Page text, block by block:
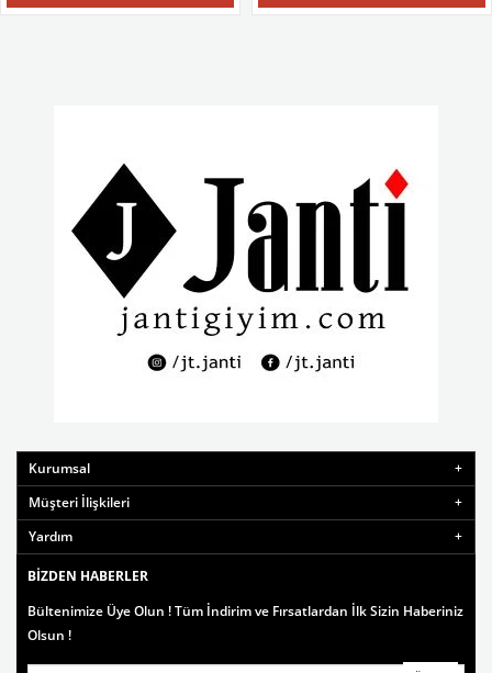
Kurumsal
Müşteri İlişkileri
Yardım
BIZDEN HABERLER
Bültenimize Üye Olun ! Tüm İndirim ve Fırsatlardan İlk Sizin Haberiniz
Olsun !